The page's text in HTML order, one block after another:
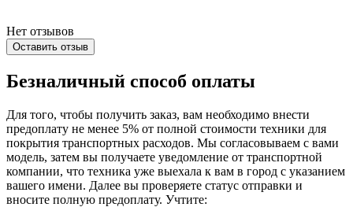
Нет отзывов
Оставить отзыв
Безналичный способ оплаты
Для того, чтобы получить заказ, вам необходимо внести
предоплату не менее 5% от полной стоимости техники для
покрытия транспортных расходов. Мы согласовываем с вами
модель, затем вы получаете уведомление от транспортной
компании, что техника уже выехала к вам в город с указанием
вашего имени. Далее вы проверяете статус отправки и
вносите полную предоплату. Учтите: